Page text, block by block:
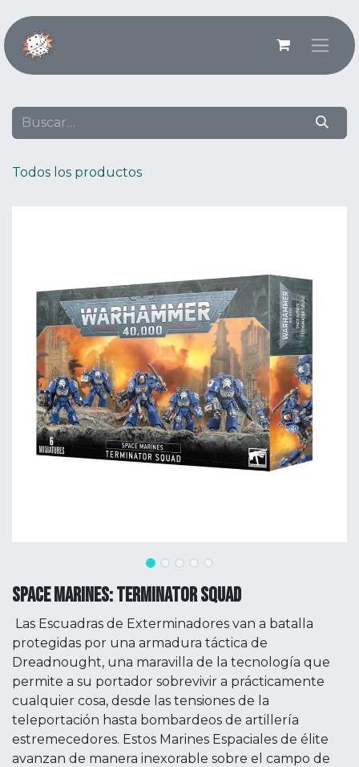
Todos los productos
SPACE MARINES: TERMINATOR SQUAD
Las Escuadras de Exterminadores van a batalla
protegidas por una armadura táctica de
Dreadnought, una maravilla de la tecnología que
permite a su portador sobrevivir a prácticamente
cualquier cosa, desde las tensiones de la
teleportación hasta bombardeos de artillería
estremecedores. Estos Marines Espaciales de élite
avanzan de manera inexorable sobre el campo de